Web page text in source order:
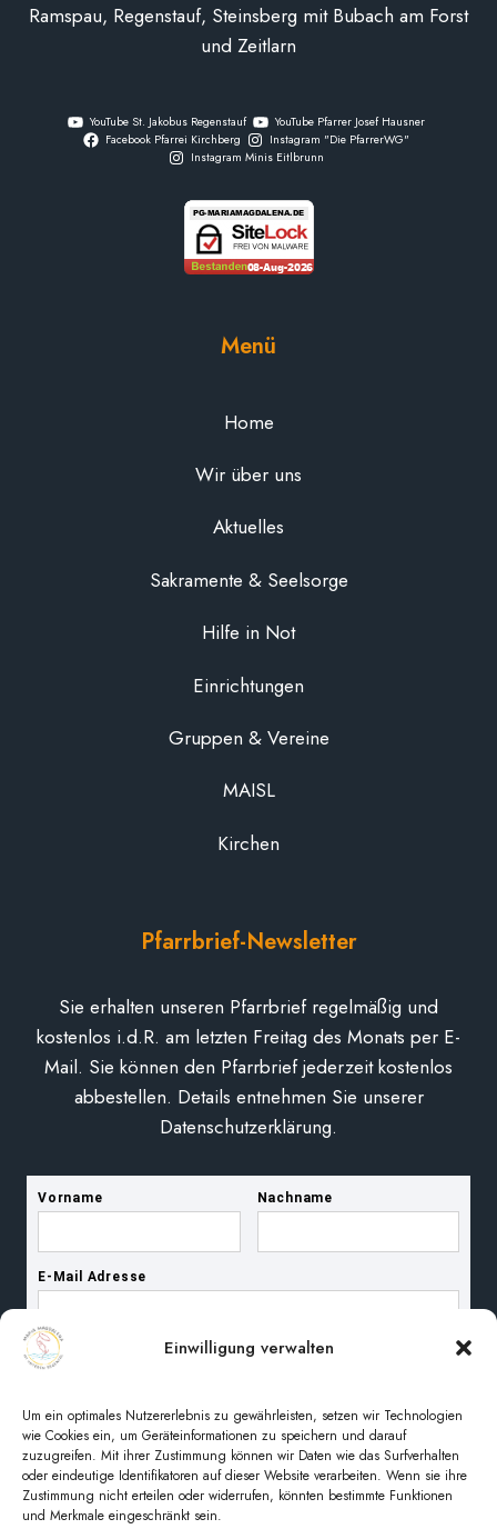
Einwilligung verwalten
Um ein optimales Nutzererlebnis zu gewährleisten, setzen wir Technologien
wie Cookies ein, um Geräteinformationen zu speichern und darauf
zuzugreifen. Mit ihrer Zustimmung können wir Daten wie das Surfverhalten
oder eindeutige Identifikatoren auf dieser Website verarbeiten. Wenn sie ihre
Zustimmung nicht erteilen oder widerrufen, könnten bestimmte Funktionen
und Merkmale eingeschränkt sein.
Ramspau, Regenstauf, Steinsberg mit Bubach am Forst
und Zeitlarn
YouTube St. Jakobus Regenstauf
YouTube Pfarrer Josef Hausner
Facebook Pfarrei Kirchberg
Instagram "Die PfarrerWG"
Instagram Minis Eitlbrunn
Menü
Home
Wir über uns
Aktuelles
Sakramente & Seelsorge
Hilfe in Not
Einrichtungen
Gruppen & Vereine
MAISL
Kirchen
Pfarrbrief-Newsletter
Sie erhalten unseren Pfarrbrief regelmäßig und
kostenlos i.d.R. am letzten Freitag des Monats per E-
Mail. Sie können den Pfarrbrief jederzeit kostenlos
abbestellen. Details entnehmen Sie unserer
Datenschutzerklärung.